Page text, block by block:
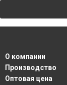
О компании
Производство
Оптовая цена